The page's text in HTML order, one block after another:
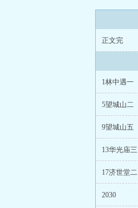
正文完
1林中遇一
5望城山二
9望城山五
13华光庙三
17济世堂二
2030